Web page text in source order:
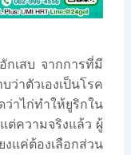
กเสบ จากการที่มี
ว่าตัวเองเป็นโรค
ว่าไก่ทำให้ยูริกใน
ต่ความจริงแล้ว ผู้
งแค่ต้องเลือกส่วน